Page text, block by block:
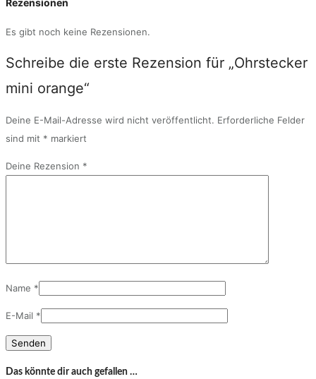
Es gibt noch keine Rezensionen.
Schreibe die erste Rezension für „Ohrstecker
mini orange“
Deine E-Mail-Adresse wird nicht veröffentlicht. Erforderliche Felder
sind mit * markiert
Deine Rezension *
Name *
E-Mail *
Das könnte dir auch gefallen …